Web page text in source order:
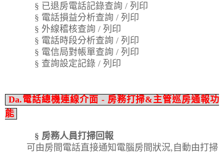
§ 已退房電話記錄查詢 / 列印
§ 電話損益分析查詢 / 列印
§ 外線稽核查詢 / 列印
§ 電話時段分析查詢 / 列印
§ 電信局對帳單查詢 / 列印
§ 查詢設定記錄/ 列印
Da.電話總機連線介面 - 房務打掃&主管巡房通報功
能
§ 房務人員打掃回報
可由房間電話直接通知電腦房間狀況, 自動由打掃